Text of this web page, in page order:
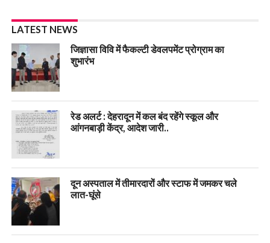
LATEST NEWS
जिज्ञासा विवि में फैकल्टी डेवलपमेंट प्रोग्राम का
शुभारंभ
रेड अलर्ट : देहरादून में कल बंद रहेंगे स्कूल और
आंगनबाड़ी केंद्र, आदेश जारी..
दून अस्पताल में तीमारदारों और स्टाफ में जमकर चले
लात-घूंसे